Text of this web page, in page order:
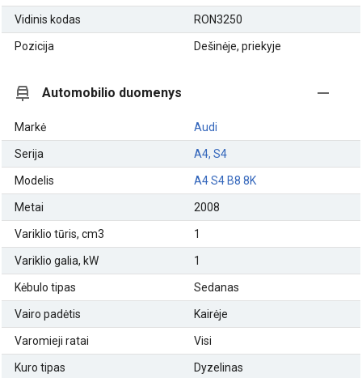
Vidinis kodas RON3250
Pozicija Dešinėje, priekyje
Automobilio duomenys
Markė Audi
Serija A4, S4
Modelis A4 S4 B8 8K
Metai 2008
Variklio tūris, cm3 1
Variklio galia, kW 1
Kėbulo tipas Sedanas
Vairo padėtis Kairėje
Varomieji ratai Visi
Kuro tipas Dyzelinas